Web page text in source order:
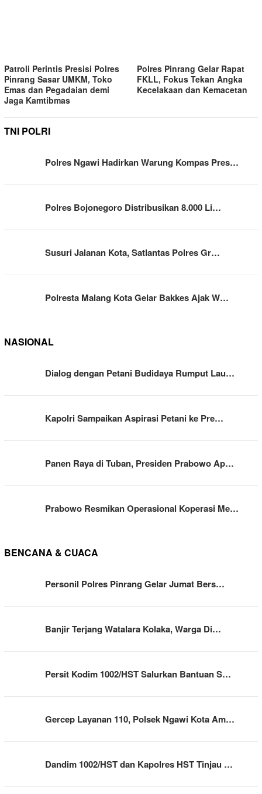
Patroli Perintis Presisi Polres
Pinrang Sasar UMKM, Toko
Emas dan Pegadaian demi
Jaga Kamtibmas
Polres Pinrang Gelar Rapat
FKLL, Fokus Tekan Angka
Kecelakaan dan Kemacetan
TNI POLRI
Polres Ngawi Hadirkan Warung Kompas Pres…
Polres Bojonegoro Distribusikan 8.000 Li…
Susuri Jalanan Kota, Satlantas Polres Gr…
Polresta Malang Kota Gelar Bakkes Ajak W…
NASIONAL
Dialog dengan Petani Budidaya Rumput Lau…
Kapolri Sampaikan Aspirasi Petani ke Pre…
Panen Raya di Tuban, Presiden Prabowo Ap…
Prabowo Resmikan Operasional Koperasi Me…
BENCANA & CUACA
Personil Polres Pinrang Gelar Jumat Bers…
Banjir Terjang Watalara Kolaka, Warga Di…
Persit Kodim 1002/HST Salurkan Bantuan S…
Gercep Layanan 110, Polsek Ngawi Kota Am…
Dandim 1002/HST dan Kapolres HST Tinjau …